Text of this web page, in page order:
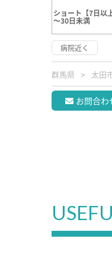
ショート【7日以上
～30日未満
病院近く
群馬県 太田
お問合わ